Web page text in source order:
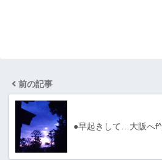
前の記事
●早起きして…大阪へ